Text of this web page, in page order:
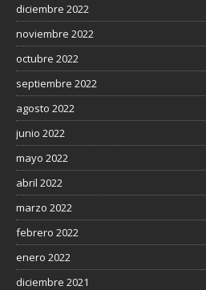
diciembre 2022
noviembre 2022
octubre 2022
septiembre 2022
agosto 2022
junio 2022
mayo 2022
abril 2022
marzo 2022
febrero 2022
enero 2022
diciembre 2021